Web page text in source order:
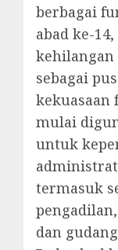
berbagai
abad ke-
kehilangan
sebagai
kekuasaan
mulai
untuk
termasuk
dan